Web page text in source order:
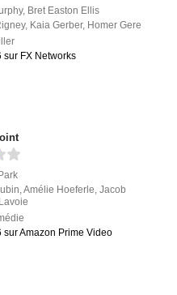
, Bret Easton Ellis
, Kaia Gerber, Homer Gere
sur FX Networks
,Amélie Hoeferle,Jacob
sur Amazon Prime Video